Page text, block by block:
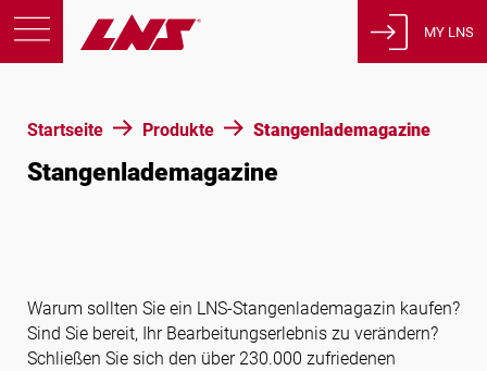
Startseite Produkte Stangenlademagazine
Stangenlademagazine
Warum sollten Sie ein LNS-Stangenlademagazin kaufen?
Sind Sie bereit, Ihr Bearbeitungserlebnis zu verändern?
Schließen Sie sich den über 230.000 zufriedenen
Support
Bildung
Datenschutzbestimmungen
Rechtliche Hinweise
MY LNS